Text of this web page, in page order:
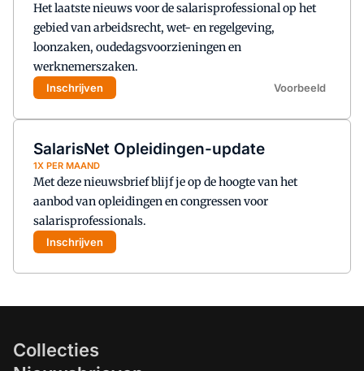
Het laatste nieuws voor de salarisprofessional op het
gebied van arbeidsrecht, wet- en regelgeving,
loonzaken, oudedagsvoorzieningen en
werknemerszaken.
Inschrijven Voorbeeld
SalarisNet Opleidingen-update
1X PER MAAND
Met deze nieuwsbrief blijf je op de hoogte van het
aanbod van opleidingen en congressen voor
salarisprofessionals.
Inschrijven
Collecties